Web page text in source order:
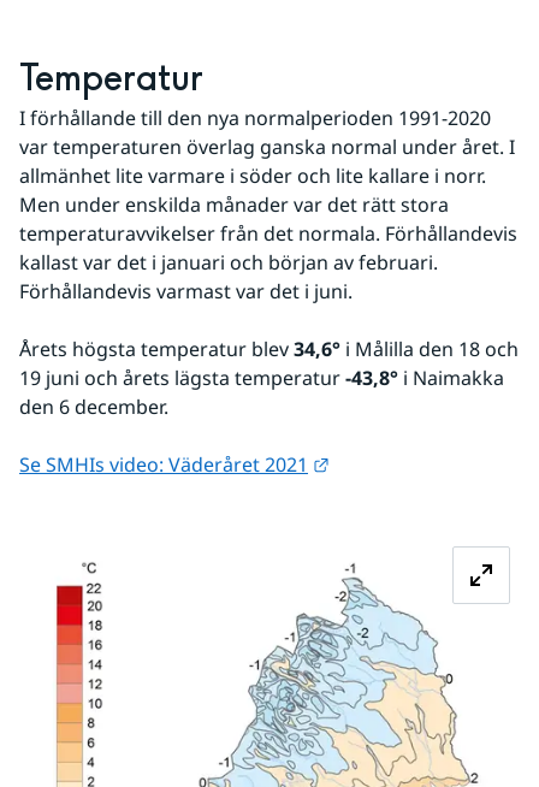
Temperatur
I förhållande till den nya normalperioden 1991-2020
var temperaturen överlag ganska normal under året. I
allmänhet lite varmare i söder och lite kallare i norr.
Men under enskilda månader var det rätt stora
temperaturavvikelser från det normala. Förhållandevis
kallast var det i januari och början av februari.
Förhållandevis varmast var det i juni.
Årets högsta temperatur blev 34,6° i Målilla den 18 och
19 juni och årets lägsta temperatur -43,8° i Naimakka
den 6 december.
Se SMHIs video: Väderåret 2021